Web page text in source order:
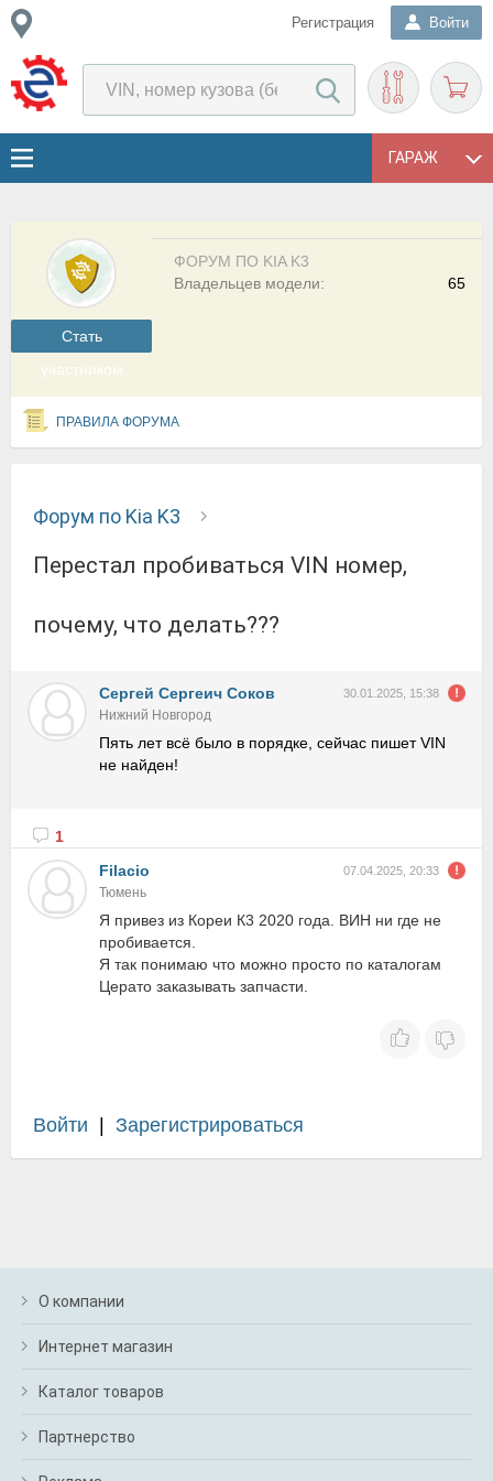
Регистрация Войти
ГАРАЖ
Cтать
участником
ФОРУМ ПО KIA K3
65
Владельцев модели:
ПРАВИЛА ФОРУМА
Форум по Kia K3
Перестал пробиваться VIN номер,
почему, что делать???
Сергей Сергеич Соков 30.01.2025, 15:38
Нижний Новгород
Пять лет всё было в порядке, сейчас пишет VIN
не найден!
1
Filacio
07.04.2025, 20:33
Тюмень
Я привез из Кореи К3 2020 года. ВИН ни где не
пробивается.
Я так понимаю что можно просто по каталогам
Церато заказывать запчасти.
Войти Зарегистрироваться
О компании
Интернет магазин
Каталог товаров
Партнерство